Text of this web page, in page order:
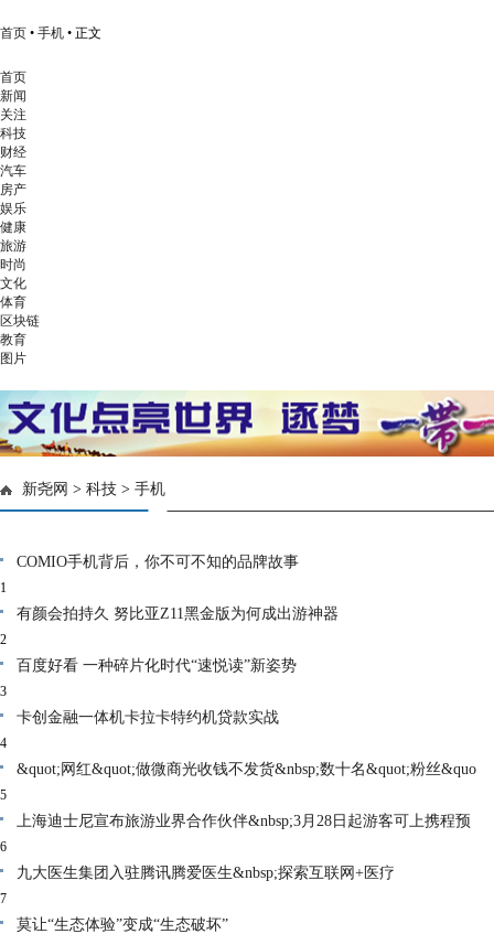
首页 • 手机 • 正文
首页
新闻
关注
科技
财经
汽车
房产
娱乐
健康
旅游
时尚
文化
体育
区块链
教育
图片
新尧网 > 科技 > 手机
COMIO手机背后，你不可不知的品牌故事
1
有颜会拍持久 努比亚Z11黑金版为何成出游神器
2
百度好看 一种碎片化时代“速悦读”新姿势
3
卡创金融一体机卡拉卡特约机贷款实战
4
&quot;网红&quot;做微商光收钱不发货&nbsp;数十名&quot;粉丝&quo
5
上海迪士尼宣布旅游业界合作伙伴&nbsp;3月28日起游客可上携程预
6
九大医生集团入驻腾讯腾爱医生&nbsp;探索互联网+医疗
7
莫让“生态体验”变成“生态破坏”